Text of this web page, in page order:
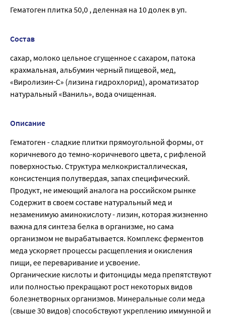
Гематоген плитка 50,0 , деленная на 10 долек в уп.
Состав
сахар, молоко цельное сгущенное с сахаром, патока
крахмальная, альбумин черный пищевой, мед,
«Виролизин-С» (лизина гидрохлорид), ароматизатор
натуральный «Ваниль», вода очищенная.
Описание
Гематоген - сладкие плитки прямоугольной формы, от
коричневого до темно-коричневого цвета, с рифленой
поверхностью. Структура мелкокристаллическая,
консистенция полутвердая, запах специфический.
Продукт, не имеющий аналога на российском рынке
Содержит в своем составе натуральный мед и
незаменимую аминокислоту - лизин, которая жизненно
важна для синтеза белка в организме, но сама
организмом не вырабатывается. Комплекс ферментов
меда ускоряет процессы расщепления и окисления
пищи, ее переваривание и усвоение.
Органические кислоты и фитонциды меда препятствуют
или полностью прекращают рост некоторых видов
болезнетворных организмов. Минеральные соли меда
(свыше 30 видов) способствуют укреплению иммунной и